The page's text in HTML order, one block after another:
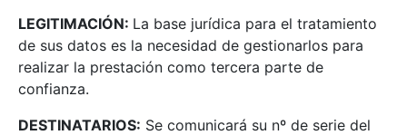
LEGITIMACIÓN: La base jurídica para el tratamiento
de sus datos es la necesidad de gestionarlos para
realizar la prestación como tercera parte de
confianza.
DESTINATARIOS: Se comunicará su nº de serie del